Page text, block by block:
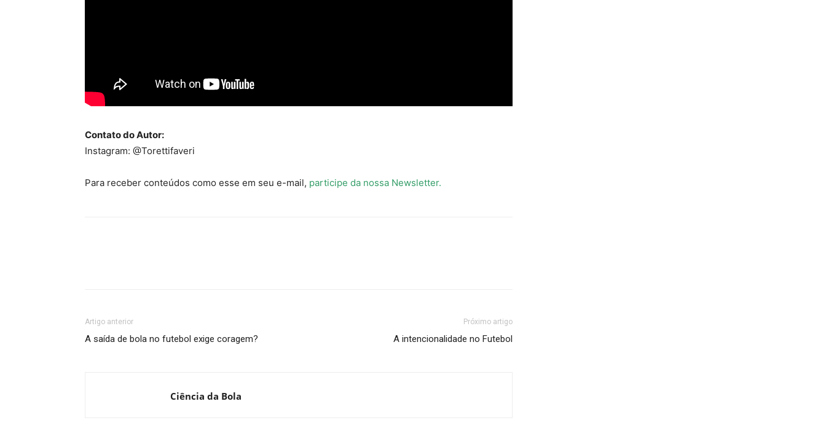
Contato do Autor:
Instagram: @Torettifaveri
Para receber conteúdos como esse em seu e-mail, participe da nossa Newsletter.
Artigo anterior
A saída de bola no futebol exige coragem?
Próximo artigo
A intencionalidade no Futebol
Ciência da Bola